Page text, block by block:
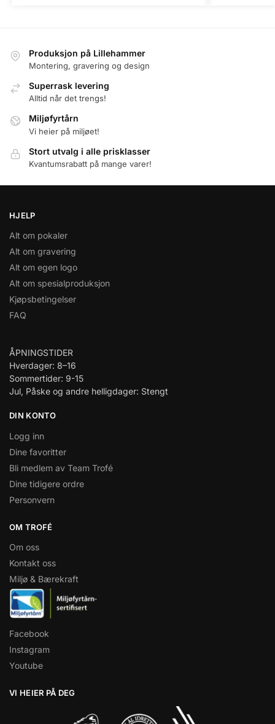
Produksjon på Lillehammer
Montering, gravering og design
Superrask levering
Alltid når det trengs!
Miljøfyrtårn
Vi heier på miljøet!
Stort utvalg i alle prisklasser
Kvantumsrabatt på mange varer!
HJELP
Alt om pokaler
Alt om gravering
Alt om egen logo
Alt om spesialproduksjon
Kjøpsbetingelser
FAQ
ÅPNINGSTIDER
Hverdager: 8–16
Sommertider: 9-15
Jul, Påske og andre helligdager: Stengt
DIN KONTO
Logg inn
Dine favoritter
Bli medlem av Team Trofé
Dine tidigere ordre
Personvern
OM TROFÉ
Om oss
Kontakt oss
Miljø & Bærekraft
Facebook
Instagram
Youtube
VI HEIER PÅ DEG